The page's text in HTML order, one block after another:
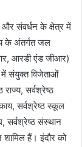
संवर्धन के क्षेत्र में
के अंतर्गत जल
आरडी एंड जीआर)
संयुक्त विजेताओं
सर्वश्रेष्ठ
सर्वश्रेष्ठ स्कूल
सर्वश्रेष्ठ संस्थान
हैं। इंदौर को